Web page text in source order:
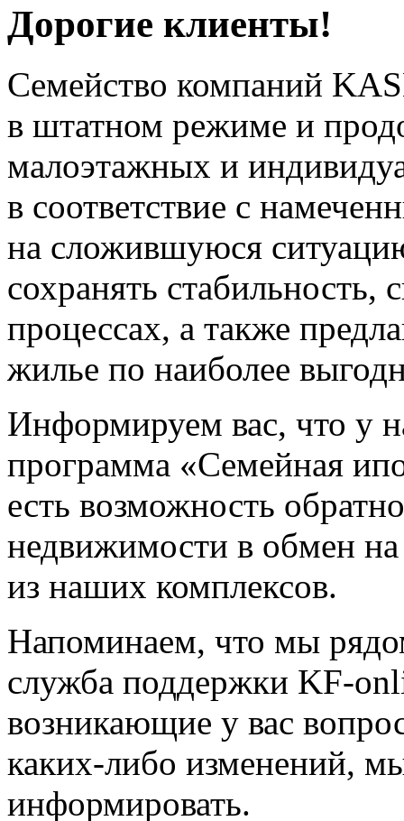
Дорогие клиенты!
Семейство компаний
в штатном режиме и
малоэтажных и
в соответствие с
на сложившуюся
сохранять стабильность,
процессах, а также
жилье по наиболее
Информируем вас, что у
программа «Семейная
есть возможность
недвижимости в обмен
из наших комплексов.
Напоминаем, что мы
служба поддержки KF-
возникающие у вас
каких-либо изменений,
информировать.